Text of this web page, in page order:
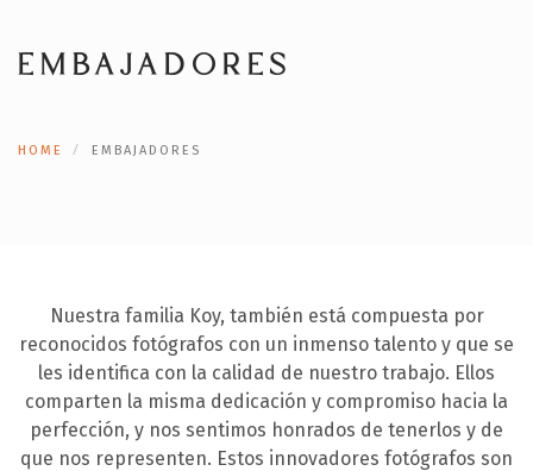
COLABORADORES
CAMPAÑA
ES
EMBAJADORES
HOME EMBAJADORES
Nuestra familia Koy, también está compuesta por
reconocidos fotógrafos con un inmenso talento y que se
les identifica con la calidad de nuestro trabajo. Ellos
comparten la misma dedicación y compromiso hacia la
perfección, y nos sentimos honrados de tenerlos y de
que nos representen. Estos innovadores fotógrafos son